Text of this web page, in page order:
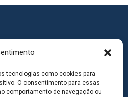
tecnologias como cookies para
O consentimento para essas
comportamento de navegação ou